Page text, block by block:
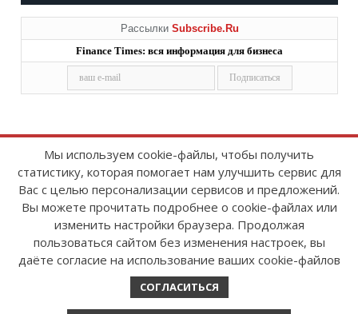
Рассылки Subscribe.Ru
Finance Times: вся информация для бизнеса
Copyright © 2008-2026FinanceTimes
Зарегистрировано в Роскомнадзоре
Свидетельство о регистрации СМИ:
серия Эл № ФС77-86300 от 10 ноября 2023 г
Мы используем cookie-файлы, чтобы получить
статистику, которая помогает нам улучшить сервис для
Вас с целью персонализации сервисов и предложений.
Вы можете прочитать подробнее о cookie-файлах или
изменить настройки браузера. Продолжая
пользоваться сайтом без изменения настроек, вы
даёте согласие на использование ваших cookie-файлов
СОГЛАСИТЬСЯ